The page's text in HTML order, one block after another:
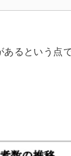
るという点で